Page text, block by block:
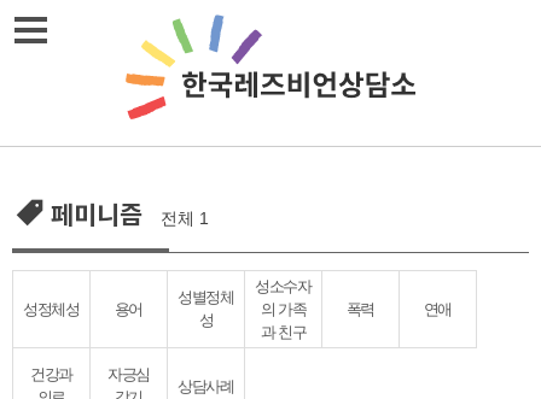
Skip
페미니즘 전체 1
성정체성 용어
성별정체
성
성소수자
의 가족
과 친구
폭력 연애
건강과
자긍심
상담사례